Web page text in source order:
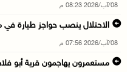
08/آب/2026 08:23 م
الاحتلال ينصب حواجز طيارة
08/آب/2026 07:56 م
مستعمرون يهاجمون قرية أبو